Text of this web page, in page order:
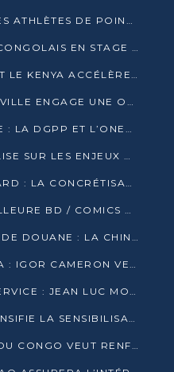
LA FÉCOTAE SENSIBILISE LES ATHLÈTES DE POINTE-NOIRE À L’HYGIÈNE ALIMENTA
SMIB 2026 : DIX ATHLÈTES CONGOLAIS EN STAGE AU KENYA
FONDS BLEU : LE CONGO ET LE KENYA ACCÉLÈRENT LA MOBILISATION DES FINANCEMENTS
DETTE PUBLIQUE : BRAZZAVILLE ENGAGE UNE OPÉRATION DE RACHAT DE 575 MILLIONS DE DOLLARS
GOUVERNANCE FINANCIÈRE : LA DGPP ET L’ONEC-C VERS UN PARTENARIAT POUR ASSAINIR LES ENTREPRISES PUBLIQUES
CONGO TERMINAL SENSIBILISE SUR LES ENJEUX DE LA SANTÉ MENTALE EN
LE SOMMET AFRICA FORWARD : LA CONCRÉTISATION DE PARTENARIATS ÉQUILIBRÉS ET TOURNÉS VERS L’AVENIR ENTRE LE CONTINENT AFRICAIN ET LA FRANCE
NEA ÉDITIONS SACRÉE MEILLEURE BD / COMICS D’AFRIQUE AU KENYA
(MULTIMÉDIA) ZÉRO DROIT DE DOUANE : LA CHINE ET L’AFRIQUE VERS UNE PROXIMITÉ SANS PRÉCÉDENT (PAPIER GÉNÉRAL)
LANGUES NATIONALES ET IA : IGOR CAMERON VEUT ARRIMER LA STRATÉGIE IA À LA LOI SUR LA RECHERCHE
CERTIFICAT DE PRISE DE SERVICE : JEAN LUC MOUTHOU DÉMENT UNE « FAKE NEWS »
CHOLÉRA : LE CONGO INTENSIFIE LA SENSIBILISATION AU MARCHÉ DE TALANGAÏ
L’ORDRE DES INGÉNIEURS DU CONGO VEUT RENFORCER L’ÉTHIQUE ET LA CRÉDIBILITÉ DE LA PROFESSION